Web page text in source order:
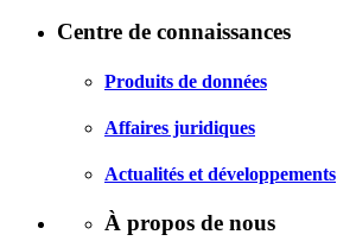
Centre de connaissances
Produits de données
Affaires juridiques
Actualités et développements
À propos de nous